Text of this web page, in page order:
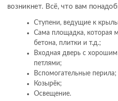
возникнет. Всё, что вам
Ступени, ведущие к
Сама площадка, которая
бетона, плитки и т.д.;
Входная дверь с
петлями;
Вспомогательные перила;
Козырёк;
Освещение.